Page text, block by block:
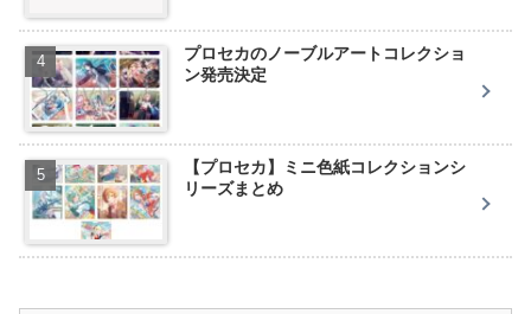
プロセカのノーブルアートコレクショ
ン発売決定
【プロセカ】ミニ色紙コレクションシ
リーズまとめ